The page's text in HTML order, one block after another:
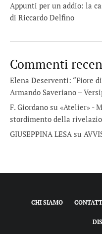
Appunti per un addio: la
di Riccardo Delfino
Commenti
Elena Deserventi: “Fiore
Armando Saveriano –
F. Giordano su «Atelier» -
stordimento della
GIUSEPPINA LESAsu
CHI SIAMO